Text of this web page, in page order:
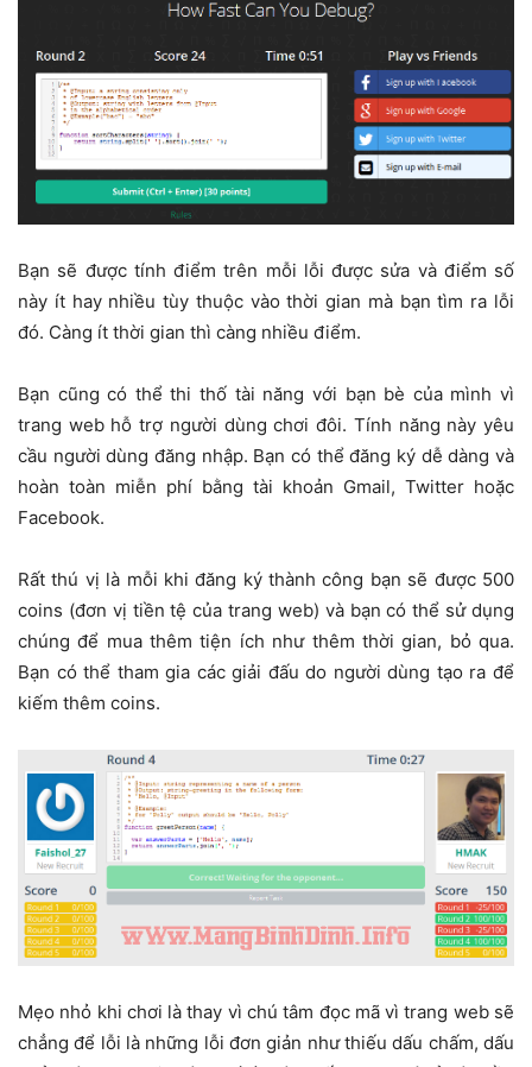
Bạn sẽ được tính điểm trên mỗi lỗi được sửa và điểm số
này ít hay nhiều tùy thuộc vào thời gian mà bạn tìm ra lỗi
đó. Càng ít thời gian thì càng nhiều điểm.
Bạn cũng có thể thi thố tài năng với bạn bè của mình vì
trang web hỗ trợ người dùng chơi đôi. Tính năng này yêu
cầu người dùng đăng nhập. Bạn có thể đăng ký dễ dàng và
hoàn toàn miễn phí bằng tài khoản Gmail, Twitter hoặc
Facebook.
Rất thú vị là mỗi khi đăng ký thành công bạn sẽ được 500
coins (đơn vị tiền tệ của trang web) và bạn có thể sử dụng
chúng để mua thêm tiện ích như thêm thời gian, bỏ qua.
Bạn có thể tham gia các giải đấu do người dùng tạo ra để
kiếm thêm coins.
Mẹo nhỏ khi chơi là thay vì chú tâm đọc mã vì trang web sẽ
chẳng để lỗi là những lỗi đơn giản như thiếu dấu chấm, dấu